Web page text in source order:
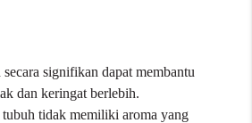
signifikan dapat membantu
dan keringat berlebih.
tidak memiliki aroma yang